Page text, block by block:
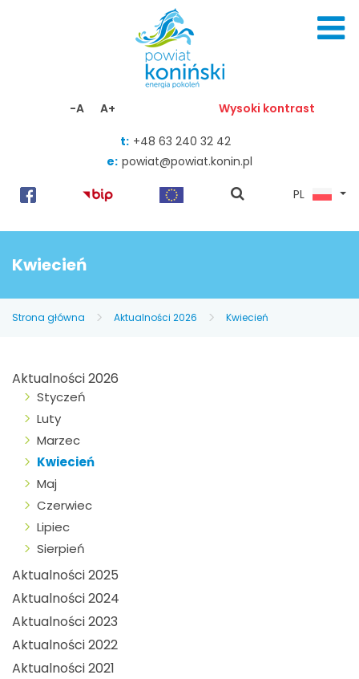
-A A+ Wysoki kontrast
t: +48 63 240 32 42
e: powiat@powiat.konin.pl
pokaż
PL
Kwiecień
Strona główna Aktualności 2026 Kwiecień
Aktualności 2026
Styczeń
Luty
Marzec
Kwiecień
Maj
Czerwiec
Lipiec
Sierpień
Aktualności 2025
Aktualności 2024
Aktualności 2023
Aktualności 2022
Aktualności 2021